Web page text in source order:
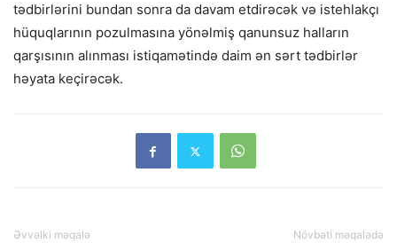
tədbirlərini bundan sonra da davam etdirəcək və istehlakçı
hüquqlarının pozulmasına yönəlmiş qanunsuz halların
qarşısının alınması istiqamətində daim ən sərt tədbirlər
həyata keçirəcək.
Əvvəlki məqalə Növbəti məqalədə